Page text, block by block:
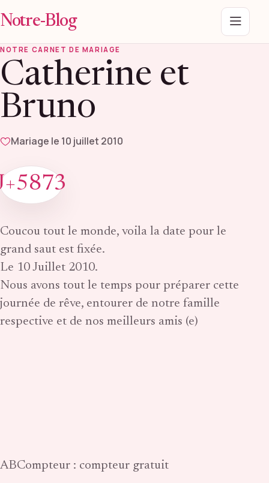
Notre-Blog Menu
NOTRE CARNET DE MARIAGE
Catherine et
Bruno
Mariage le 10 juillet 2010
Coucou tout le monde, voila la date pour le
grand saut est fixée.
Le 10 Juillet 2010.
Nous avons tout le temps pour préparer cette
journée de rêve, entourer de notre famille
respective et de nos meilleurs amis (e)
ABCompteur : compteur gratuit